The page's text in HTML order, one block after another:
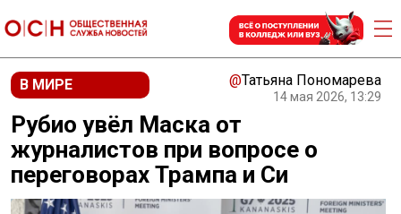
В МИРЕ @Татьяна Пономарева
14 мая 2026, 13:29
Рубио увёл Маска от
журналистов при вопросе о
переговорах Трампа и Си